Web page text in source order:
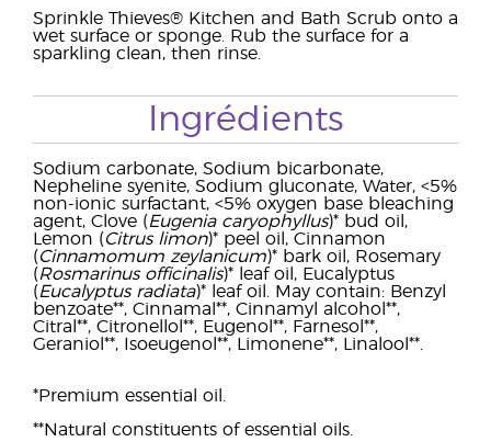
Sprinkle Thieves® Kitchen and Bath Scrub onto a
wet surface or sponge. Rub the surface for a
sparkling clean, then rinse.
Ingrédients
Sodium carbonate, Sodium bicarbonate,
Nepheline syenite, Sodium gluconate, Water, <5%
non-ionic surfactant, <5% oxygen base bleaching
agent, Clove (Eugenia caryophyllus)* bud oil,
Lemon (Citrus limon)* peel oil, Cinnamon
(Cinnamomum zeylanicum)* bark oil, Rosemary
(Rosmarinus officinalis)* leaf oil, Eucalyptus
(Eucalyptus radiata)* leaf oil. May contain: Benzyl
benzoate**, Cinnamal**, Cinnamyl alcohol**,
Citral**, Citronellol**, Eugenol**, Farnesol**,
Geraniol**, Isoeugenol**, Limonene**, Linalool**.
*Premium essential oil.
**Natural constituents of essential oils.